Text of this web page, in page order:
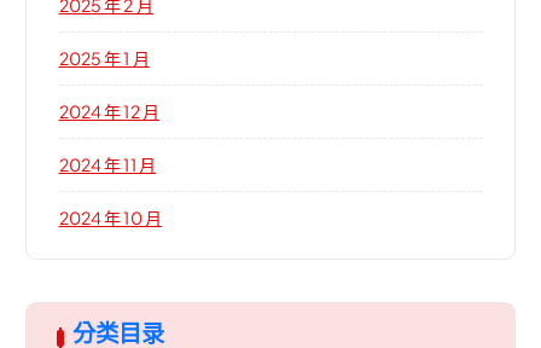
2025 年 2 月
2025 年 1 月
2024 年 12 月
2024 年 11 月
2024 年 10 月
分类目录